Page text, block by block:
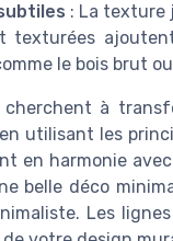
: La texture
texturées
le bois brut
à
en utilisant les
en harmonie
belle déco
Les